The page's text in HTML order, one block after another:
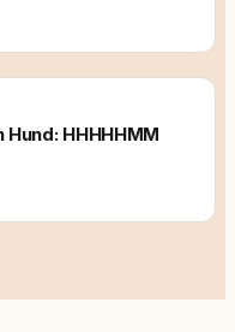
HHHHHMM